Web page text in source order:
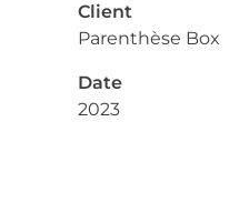
Client
Parenthèse Box
Date
2023